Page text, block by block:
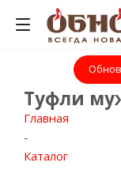
Туфли
Главная
-
Каталог